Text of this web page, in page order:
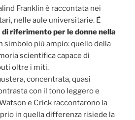
Franklin è raccontata nei
nelle aule universitarie. È
riferimento per le donne nella
simbolo più ampio: quello della
scientifica capace di
oltre i miti.
concentrata, quasi
con il tono leggero e
e Crick raccontarono la
in quella differenza risiede la